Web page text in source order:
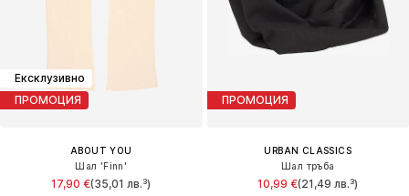
Ексклузивно
ПРОМОЦИЯ
ABOUT YOU
Шал 'Finn'
17,90 €(35,01 лв.³)
ПРОМОЦИЯ
URBAN CLASSICS
Шал тръба
10,99 €(21,49 лв.³)